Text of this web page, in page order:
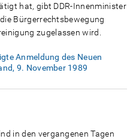
hat, gibt DDR-Innenminister
Bürgerrechtsbewegung
zugelassen wird.
Anmeldung des Neuen
9. November 1989
in den vergangenen Tagen